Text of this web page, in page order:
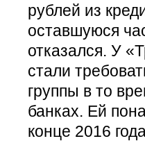
рублей из
оставшуюся
отказался. У
стали
группы в то
банках. Ей
конце 2016